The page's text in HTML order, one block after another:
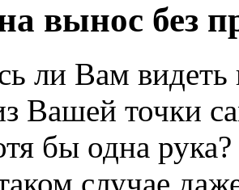
вынос без
ли Вам видеть
Вашей точки
бы одна